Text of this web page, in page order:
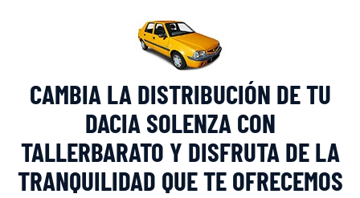
CAMBIA LA DISTRIBUCIÓN DE TU
DACIA SOLENZA CON
TALLERBARATO Y DISFRUTA DE LA
TRANQUILIDAD QUE TE OFRECEMOS